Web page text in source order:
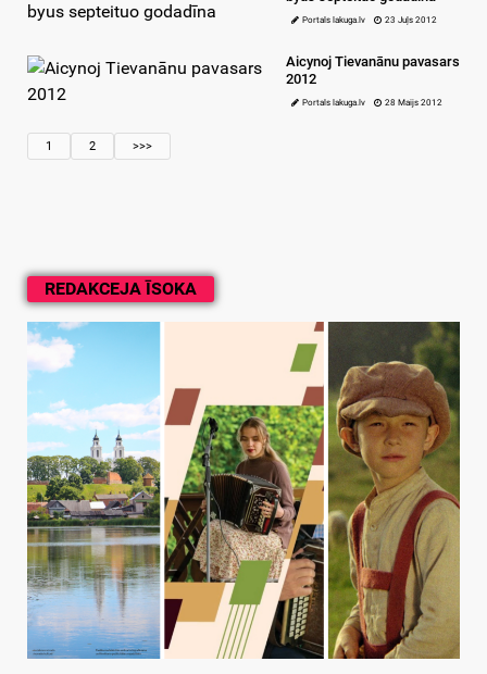
REDAKCEJA ĪSOKA
Portals lakuga.lv 23 Juļs 2012
Aicynoj Tievanānu pavasars
2012
Portals lakuga.lv 28 Maijs 2012
1 2 >>>